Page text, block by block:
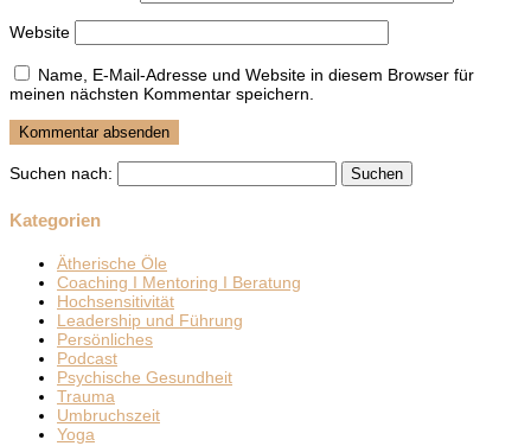
Website
Name, E-Mail-Adresse und Website in diesem Browser für
meinen nächsten Kommentar speichern.
Suchen nach:
Kategorien
Ätherische Öle
Coaching I Mentoring I Beratung
Hochsensitivität
Leadership und Führung
Persönliches
Podcast
Psychische Gesundheit
Trauma
Umbruchszeit
Yoga